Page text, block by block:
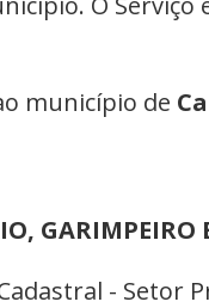
município de
GARIMPEIRO
- Setor